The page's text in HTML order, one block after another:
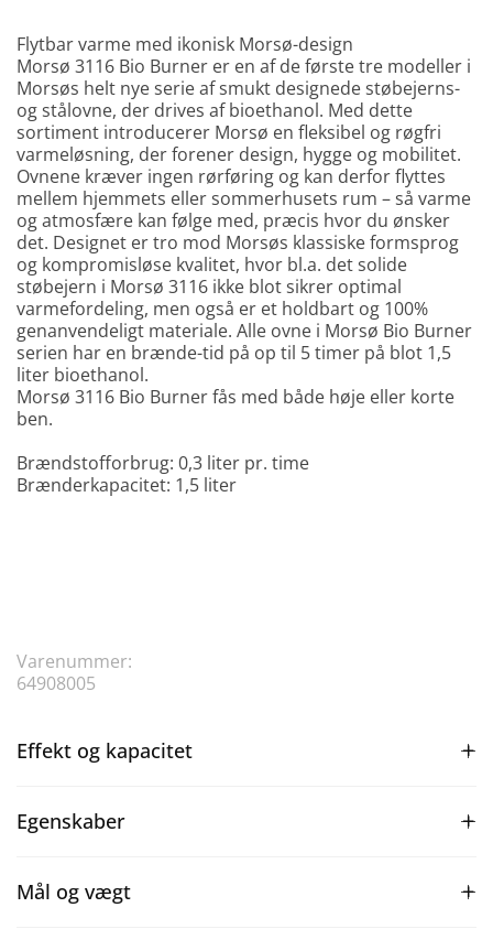
Flytbar varme med ikonisk Morsø-design
Morsø 3116 Bio Burner er en af de første tre modeller i
Morsøs helt nye serie af smukt designede støbejerns-
og stålovne, der drives af bioethanol. Med dette
sortiment introducerer Morsø en fleksibel og røgfri
varmeløsning, der forener design, hygge og mobilitet.
Ovnene kræver ingen rørføring og kan derfor flyttes
mellem hjemmets eller sommerhusets rum – så varme
og atmosfære kan følge med, præcis hvor du ønsker
det. Designet er tro mod Morsøs klassiske formsprog
og kompromisløse kvalitet, hvor bl.a. det solide
støbejern i Morsø 3116 ikke blot sikrer optimal
varmefordeling, men også er et holdbart og 100%
genanvendeligt materiale. Alle ovne i Morsø Bio Burner
serien har en brænde-tid på op til 5 timer på blot 1,5
liter bioethanol.
Morsø 3116 Bio Burner fås med både høje eller korte
ben.
Brændstofforbrug: 0,3 liter pr. time
Brænderkapacitet: 1,5 liter
Varenummer:
64908005
Effekt og kapacitet
Egenskaber
Mål og vægt